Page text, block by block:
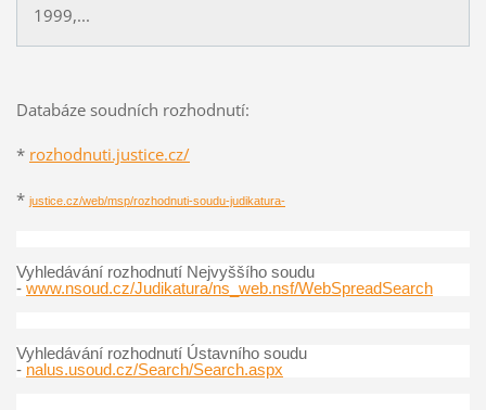
1999,...
Databáze soudních rozhodnutí:
* rozhodnuti.justice.cz/
* justice.cz/web/msp/rozhodnuti-soudu-judikatura-
Vyhledávání rozhodnutí Nejvyššího soudu
- www.nsoud.cz/Judikatura/ns_web.nsf/WebSpreadSearch
Vyhledávání rozhodnutí Ústavního soudu
- nalus.usoud.cz/Search/Search.aspx